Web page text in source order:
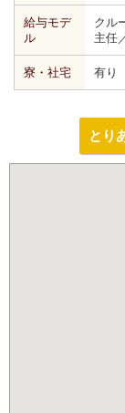
給与モデ
ル
クル
主任
寮・社宅 有り
とり